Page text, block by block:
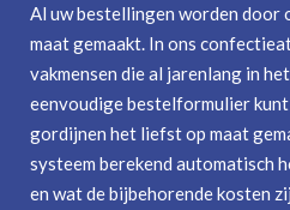
Al uw bestellingen worden door
maat gemaakt. In ons
vakmensen die al jarenlang in
eenvoudige bestelformulier kunt
gordijnen het liefst op maat
systeem berekend automatisch
en wat de bijbehorende kosten